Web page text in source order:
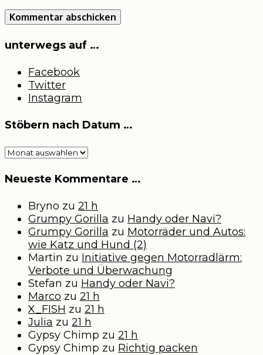
unterwegs auf …
Facebook
Twitter
Instagram
Stöbern nach Datum …
Stöbern
Datum
Neueste Kommentare …
Bryno zu 21 h
Grumpy Gorilla zu Handy oder Navi?
Grumpy Gorilla zu Motorräder und Autos:
wie Katz und Hund (2)
Martin zu Initiative gegen Motorradlärm:
Verbote und Überwachung
Stefan zu Handy oder Navi?
Marco zu 21 h
X_FISH zu 21 h
Julia zu 21 h
Gypsy Chimp zu 21 h
Gypsy Chimp zu Richtig packen